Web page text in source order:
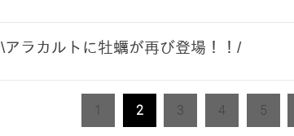
\アラカルトに牡蠣が再び登場！！/
1 2 3 4 5